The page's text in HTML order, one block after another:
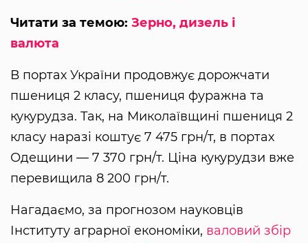
Читати за темою: Зерно, дизель і
валюта
В портах України продовжує дорожчати
пшениця 2 класу, пшениця фуражна та
кукурудза. Так, на Миколаївщині пшениця 2
класу наразі коштує 7 475 грн/т, в портах
Одещини — 7 370 грн/т. Ціна кукурудзи вже
перевищила 8 200 грн/т.
Нагадаємо, за прогнозом науковців
Інституту аграрної економіки, валовий збір